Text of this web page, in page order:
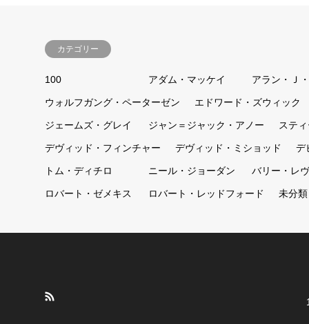
カテゴリー
100 アダム・マッケイ アラン・Ｊ
ウォルフガング・ペーターゼン エドワード・ズウィック
ジェームズ・グレイ ジャン＝ジャック・アノー ステ
デヴィッド・フィンチャー デヴィッド・ミショッド デ
トム・ディチロ ニール・ジョーダン バリー・レ
ロバート・ゼメキス ロバート・レッドフォード 未分類